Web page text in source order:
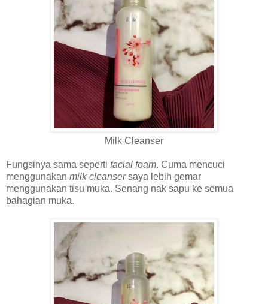
Milk Cleanser
Fungsinya sama seperti facial foam. Cuma mencuci
menggunakan milk cleansersaya lebih gemar
menggunakan tisu muka. Senang nak sapu ke semua
bahagian muka.